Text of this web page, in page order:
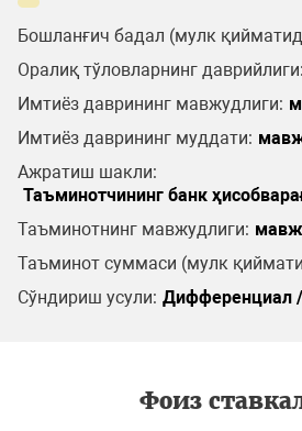
Бошланғич бадал (мулк
Оралиқ тўловларнинг даврийлиги:
Имтиёз даврининг мавжудлиги:
Имтиёз даврининг муддати:
Ажратиш шакли:
Таъминотчининг банк
Таъминотнинг мавжудлиги:
Таъминот суммаси (мулк
Сўндириш усули: Дифференциал
Фоиз